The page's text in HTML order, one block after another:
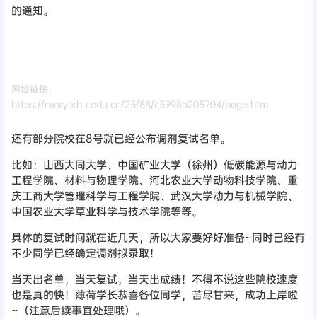
的通知。
网址链接：
https://rwxy.xhu.edu.cn/23/88/c5998a205704/page.htm
还有部分院校在8号就已经公布调剂复试名单。
比如：山西大同大学、中国矿业大学（徐州）低碳能源与动力
工程学院、材料与物理学院、河北农业大学动物科技学院、重
庆工商大学管理科学与工程学院、武汉大学动力与机械学院、
中国农业大学草业科学与技术学院等等。
具体的复试时间就在近几天，所以大家要好好准备~同时已经有
不少同学已经确定调剂拟录取！
当天出名单，当天复试，当天出成绩！不得不说这些院校速度
也是真的快！薄荷学长恭喜各位同学，苦尽甘来，成功上岸啦
~（注意后续事宜处理哦）。